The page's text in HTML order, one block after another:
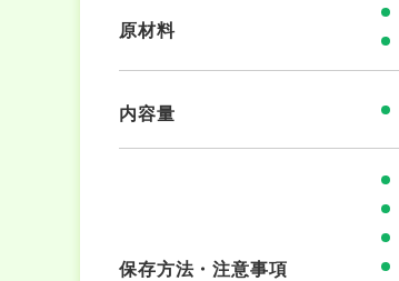
原材料
内容量
保存方法・注意事項